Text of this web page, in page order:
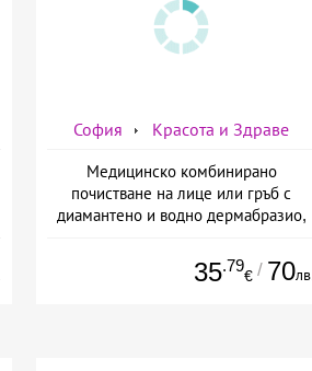
София Красота и Здраве
Медицинско комбинирано
почистване на лице или гръб с
диамантено и водно дермабразио,
Естетичен център Симона
35.79
€ / 70лв.